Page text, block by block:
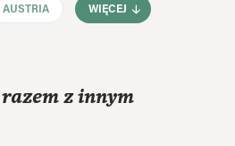
AUSTRIA WIĘCEJ
z innym